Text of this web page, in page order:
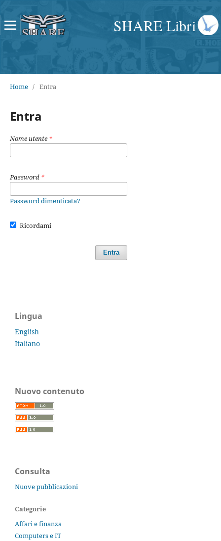
SHARE Libri
Home / Entra
Entra
Nome utente*
Password *
Password dimenticata?
Ricordami
Entra
Lingua
English
Italiano
Nuovo contenuto
Consulta
Nuove pubblicazioni
Categorie
Affari e finanza
Computers e IT